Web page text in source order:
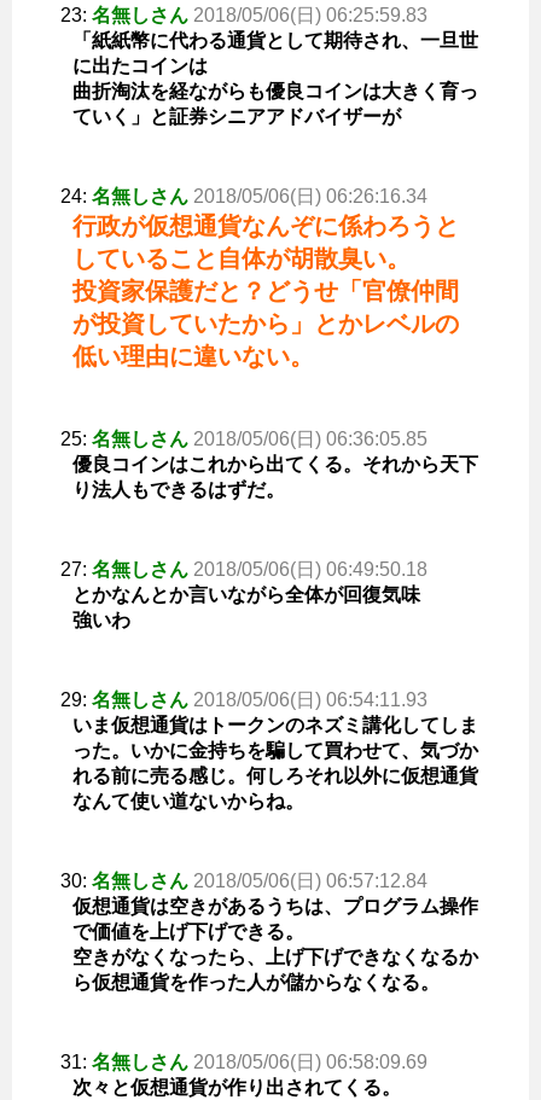
23: 名無しさん 2018/05/06(日) 06:25:59.83
「紙紙幣に代わる通貨として期待され、一旦世
に出たコインは
曲折淘汰を経ながらも優良コインは大きく育っ
ていく」と証券シニアアドバイザーが
24: 名無しさん 2018/05/06(日) 06:26:16.34
行政が仮想通貨なんぞに係わろうと
していること自体が胡散臭い。
投資家保護だと？どうせ「官僚仲間
が投資していたから」とかレベルの
低い理由に違いない。
25: 名無しさん 2018/05/06(日) 06:36:05.85
優良コインはこれから出てくる。それから天下
り法人もできるはずだ。
27: 名無しさん 2018/05/06(日) 06:49:50.18
とかなんとか言いながら全体が回復気味
強いわ
29: 名無しさん 2018/05/06(日) 06:54:11.93
いま仮想通貨はトークンのネズミ講化してしま
った。いかに金持ちを騙して買わせて、気づか
れる前に売る感じ。何しろそれ以外に仮想通貨
なんて使い道ないからね。
30: 名無しさん 2018/05/06(日) 06:57:12.84
仮想通貨は空きがあるうちは、プログラム操作
で価値を上げ下げできる。
空きがなくなったら、上げ下げできなくなるか
ら仮想通貨を作った人が儲からなくなる。
31: 名無しさん 2018/05/06(日) 06:58:09.69
次々と仮想通貨が作り出されてくる。